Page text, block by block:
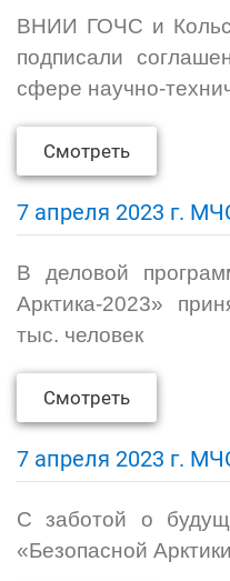
ВНИИ ГОЧС и
подписали
сфере научно-
Смотреть
7 апреля 2023 г.
В деловой
Арктика-2023»
тыс. человек
Смотреть
7 апреля 2023 г.
С заботой о
«Безопасной